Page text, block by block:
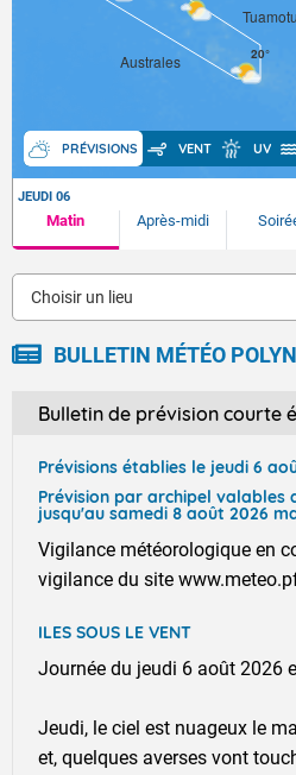
PRÉVISIONS VENT UV
Australes 20°
JEUDI 06
Matin Après-midi
Choisir un lieu
BULLETIN MÉTÉO
Bulletin de prévision courte
Prévisions établies le jeudi 6
Prévision par archipel valables
jusqu'au samedi 8 août 2026
Vigilance météorologique en
vigilance du site
ILES SOUS LE VENT
Journée du jeudi 6 août 2026
Jeudi, le ciel est nuageux le
et, quelques averses vont